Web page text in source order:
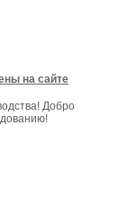
на сайте
Добро